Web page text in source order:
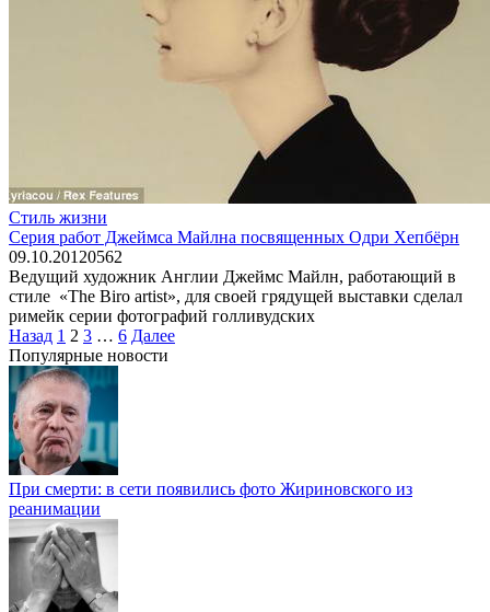
Стиль жизни
Серия работ Джеймса Майлна посвященных Одри Хепбёрн
09.10.20120562
Ведущий художник Англии Джеймс Майлн, работающий в
стиле «The Biro artist», для своей грядущей выставки сделал
римейк серии фотографий голливудских
Пагинация
записей
Назад 1 2 3 … 6 Далее
Популярные новости
При смерти: в сети появились фото Жириновского из
реанимации